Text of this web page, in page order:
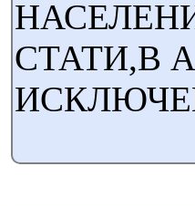
СТАТИ,В